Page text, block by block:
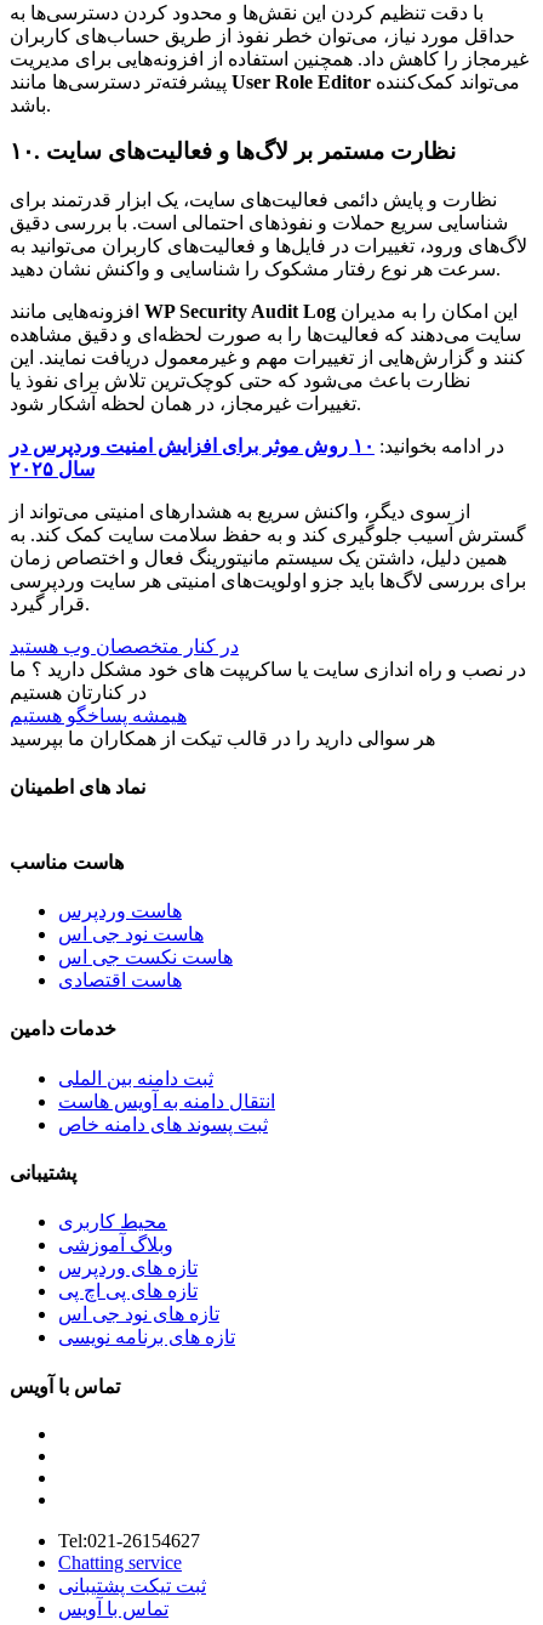
با دقت تنظیم کردن این نقش‌ها و محدود کردن دسترسی‌ها به
حداقل مورد نیاز، می‌توان خطر نفوذ از طریق حساب‌های کاربران
غیرمجاز را کاهش داد. همچنین استفاده از افزونه‌هایی برای مدیریت
User Role Editor
باشد.
۱۰. نظارت مستمر بر لاگ‌ها و فعالیت‌های سایت
نظارت و پایش دائمی فعالیت‌های سایت، یک ابزار قدرتمند برای
شناسایی سریع حملات و نفوذهای احتمالی است. با بررسی دقیق
لاگ‌های ورود، تغییرات در فایل‌ها و فعالیت‌های کاربران می‌توانید به
سرعت هر نوع رفتار مشکوک را شناسایی و واکنش نشان دهید.
WP Security Audit Log
سایت می‌دهند که فعالیت‌ها را به صورت لحظه‌ای و دقیق مشاهده
کنند و گزارش‌هایی از تغییرات مهم و غیرمعمول دریافت نمایند. این
نظارت باعث می‌شود که حتی کوچک‌ترین تلاش برای نفوذ یا
تغییرات غیرمجاز، در همان لحظه آشکار شود.
در ادامه بخوانید:
۱۰ روش موثر برای افزایش امنیت وردپرس در
سال ۲۰۲۵
از سوی دیگر، واکنش سریع به هشدارهای امنیتی می‌تواند از
گسترش آسیب جلوگیری کند و به حفظ سلامت سایت کمک کند. به
همین دلیل، داشتن یک سیستم مانیتورینگ فعال و اختصاص زمان
برای بررسی لاگ‌ها باید جزو اولویت‌های امنیتی هر سایت وردپرسی
قرار گیرد.
در کنار متخصصان وب هستید
در نصب و راه اندازی سایت یا ساکریپت های خود مشکل دارید ؟ ما
در کنارتان هستیم
هیمشه پساخگو هستیم
هر سوالی دارید را در قالب تیکت از همکاران ما بپرسید
نماد های اطمینان
هاست مناسب
هاست وردپرس
هاست نود جی اس
هاست نکست جی اس
هاست اقتصادی
خدمات دامین
ثبت دامنه بین الملی
انتقال دامنه به آویس هاست
ثبت پسوند های دامنه خاص
پشتیبانی
محیط کاربری
وبلاگ آموزشی
تازه های وردپرس
تازه های پی اچ پی
تازه های نود جی اس
تازه های برنامه نویسی
تماس با آویس
Tel:021-26154627
Chatting service
ثبت تیکت پشتیبانی
تماس با آویس